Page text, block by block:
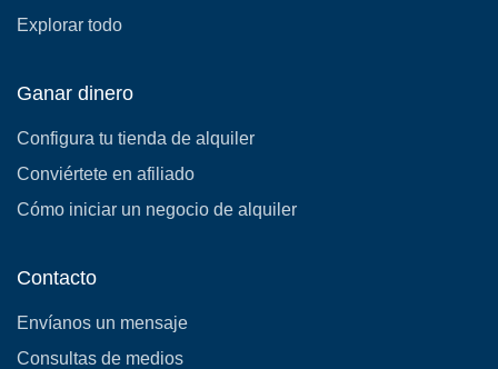
Explorar todo
Ganar dinero
Configura tu tienda de alquiler
Conviértete en afiliado
Cómo iniciar un negocio de alquiler
Contacto
Envíanos un mensaje
Consultas de medios